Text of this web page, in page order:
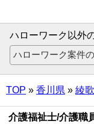
ハローワーク以外
TOP » 香川県 » 綾
介護福祉士/介護職